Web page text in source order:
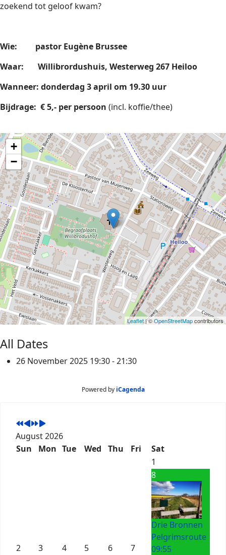
zoekend tot geloof kwam?
Wie: pastor Eugène Brussee
Waar: Willibrordushuis, Westerweg 267 Heiloo
Wanneer: donderdag 3 april om 19.30 uur
Bijdrage: € 5,- per persoon (incl. koffie/thee)
+
−
Leaflet| ©OpenStreetMapcontributors
All Dates
26 November 2025 19:30 - 21:30
Powered by iCagenda
August 2026
Sun
Mon Tue Wed Thu Fri
Sat
1
2 3 4 5 6 7
8
Drie Bronnen
Pelgrimsroute
09:55